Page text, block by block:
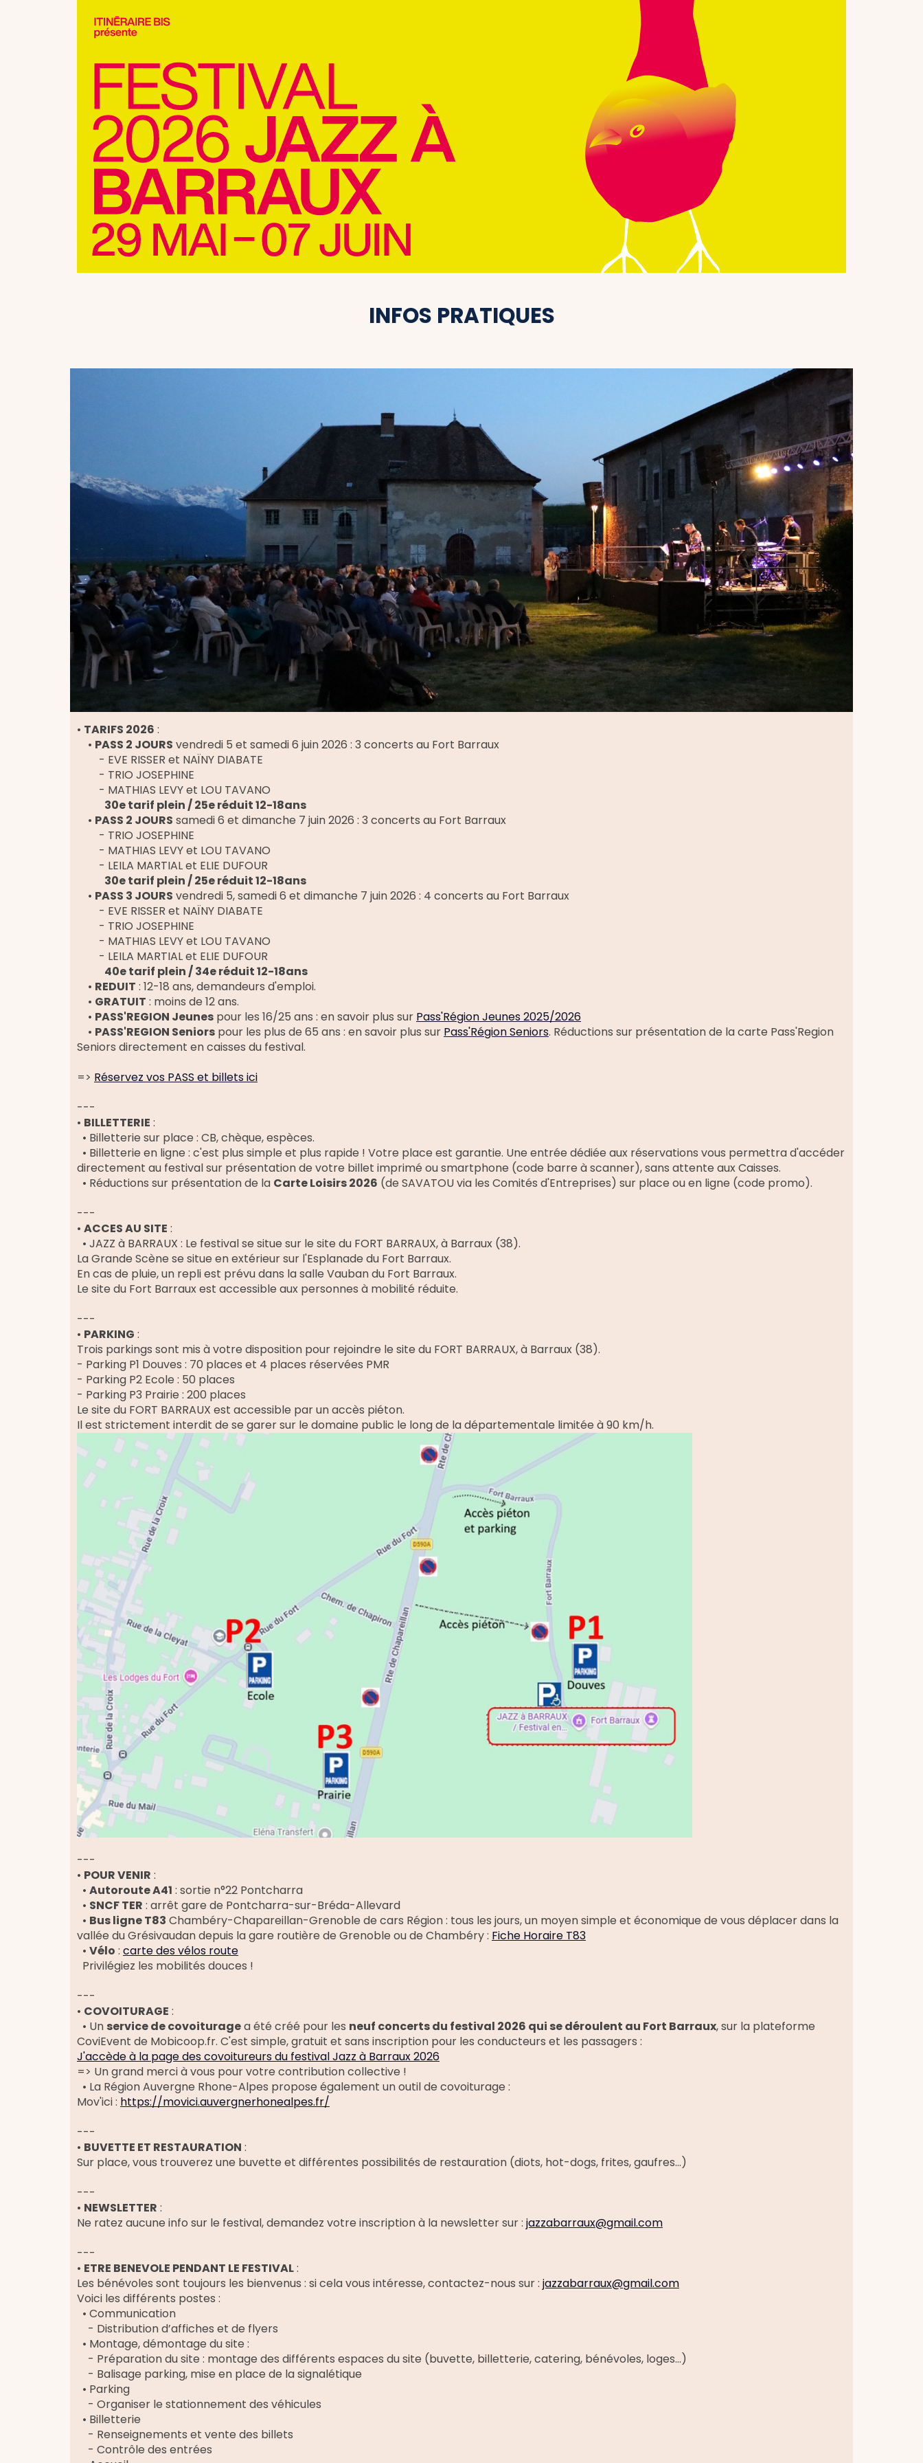
INFOS PRATIQUES
• TARIFS 2026 :
• PASS 2 JOURS vendredi 5 et samedi 6 juin 2026 : 3 concerts au Fort Barraux
- EVE RISSER et NAÏNY DIABATE
- TRIO JOSEPHINE
- MATHIAS LEVY et LOU TAVANO
30e tarif plein / 25e réduit 12-18ans
• PASS 2 JOURS samedi 6 et dimanche 7 juin 2026 : 3 concerts au Fort Barraux
- TRIO JOSEPHINE
- MATHIAS LEVY et LOU TAVANO
- LEILA MARTIAL et ELIE DUFOUR
30e tarif plein / 25e réduit 12-18ans
• PASS 3 JOURS vendredi 5, samedi 6 et dimanche 7 juin 2026 : 4 concerts au Fort Barraux
- EVE RISSER et NAÏNY DIABATE
- TRIO JOSEPHINE
- MATHIAS LEVY et LOU TAVANO
- LEILA MARTIAL et ELIE DUFOUR
40e tarif plein / 34e réduit 12-18ans
• REDUIT : 12-18 ans, demandeurs d'emploi.
• GRATUIT : moins de 12 ans.
• PASS'REGION Jeunes pour les 16/25 ans : en savoir plus sur Pass'Région Jeunes 2025/2026
• PASS'REGION Seniors pour les plus de 65 ans : en savoir plus sur Pass'Région Seniors. Réductions sur présentation de la carte Pass'Region
Seniors directement en caisses du festival.
=> Réservez vos PASS et billets ici
---
• BILLETTERIE :
• Billetterie sur place : CB, chèque, espèces.
• Billetterie en ligne : c'est plus simple et plus rapide ! Votre place est garantie. Une entrée dédiée aux réservations vous permettra d'accéder
directement au festival sur présentation de votre billet imprimé ou smartphone (code barre à scanner), sans attente aux Caisses.
• Réductions sur présentation de la Carte Loisirs 2026 (de SAVATOU via les Comités d'Entreprises) sur place ou en ligne (code promo).
---
• ACCES AU SITE :
• JAZZ à BARRAUX : Le festival se situe sur le site du FORT BARRAUX, à Barraux (38).
La Grande Scène se situe en extérieur sur l'Esplanade du Fort Barraux.
En cas de pluie, un repli est prévu dans la salle Vauban du Fort Barraux.
Le site du Fort Barraux est accessible aux personnes à mobilité réduite.
---
• PARKING :
Trois parkings sont mis à votre disposition pour rejoindre le site du FORT BARRAUX, à Barraux (38).
- Parking P1 Douves : 70 places et 4 places réservées PMR
- Parking P2 Ecole : 50 places
- Parking P3 Prairie : 200 places
Le site du FORT BARRAUX est accessible par un accès piéton.
Il est strictement interdit de se garer sur le domaine public le long de la départementale limitée à 90 km/h.
---
• POUR VENIR :
• Autoroute A41 : sortie n°22 Pontcharra
• SNCF TER : arrêt gare de Pontcharra-sur-Bréda-Allevard
• Bus ligne T83 Chambéry-Chapareillan-Grenoble de cars Région : tous les jours, un moyen simple et économique de vous déplacer dans la
vallée du Grésivaudan depuis la gare routière de Grenoble ou de Chambéry : Fiche Horaire T83
• Vélo : carte des vélos route
Privilégiez les mobilités douces !
---
• COVOITURAGE :
• Un service de covoituragea été créé pour les neuf concerts du festival 2026 qui se déroulent au Fort Barraux, sur la plateforme
CoviEvent de Mobicoop.fr. C'est simple, gratuit et sans inscription pour les conducteurs et les passagers :
J'accède à la page des covoitureurs du festival Jazz à Barraux 2026
=> Un grand merci à vous pour votre contribution collective !
• La Région Auvergne Rhone-Alpes propose également un outil de covoiturage :
Mov'ici : https://movici.auvergnerhonealpes.fr/
---
• BUVETTE ET RESTAURATION :
Sur place, vous trouverez une buvette et différentes possibilités de restauration (diots, hot-dogs, frites, gaufres...)
---
• NEWSLETTER :
Ne ratez aucune info sur le festival, demandez votre inscription à la newsletter sur : jazzabarraux@gmail.com
---
• ETRE BENEVOLE PENDANT LE FESTIVAL:
Les bénévoles sont toujours les bienvenus : si cela vous intéresse, contactez-nous sur : jazzabarraux@gmail.com
Voici les différents postes :
• Communication
- Distribution d’affiches et de flyers
• Montage, démontage du site :
- Préparation du site : montage des différents espaces du site (buvette, billetterie, catering, bénévoles, loges...)
- Balisage parking, mise en place de la signalétique
• Parking
- Organiser le stationnement des véhicules
• Billetterie
- Renseignements et vente des billets
- Contrôle des entrées